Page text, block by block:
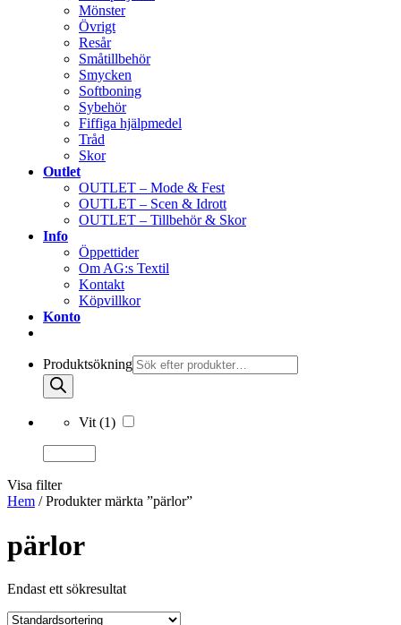
Mönster
Övrigt
Resår
Småtillbehör
Smycken
Softboning
Sybehör
Fiffiga hjälpmedel
Tråd
Skor
Outlet
OUTLET – Mode & Fest
OUTLET – Scen & Idrott
OUTLET – Tillbehör & Skor
Info
Öppettider
Om AG:s Textil
Kontakt
Köpvillkor
Konto
Produktsökning
Vit(1)
Visa filter
Hem / Produkter märkta ”pärlor”
pärlor
Endast ett sökresultat